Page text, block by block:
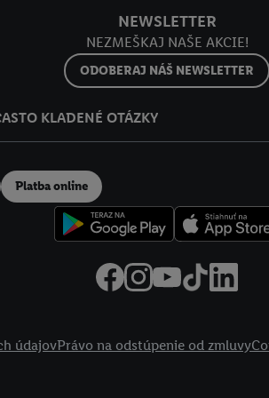
NEWSLETTER
NEZMEŠKAJ NAŠE AKCIE!
ODOBERAJ NÁŠ NEWSLETTER
KLADENÉ OTÁZKY
Platba online
údajovPrávo na odstúpenie od zmluvy